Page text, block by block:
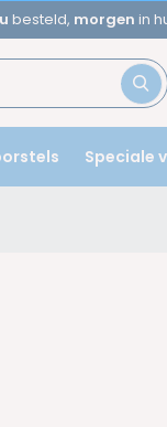
besteld, morgen in
Speciale